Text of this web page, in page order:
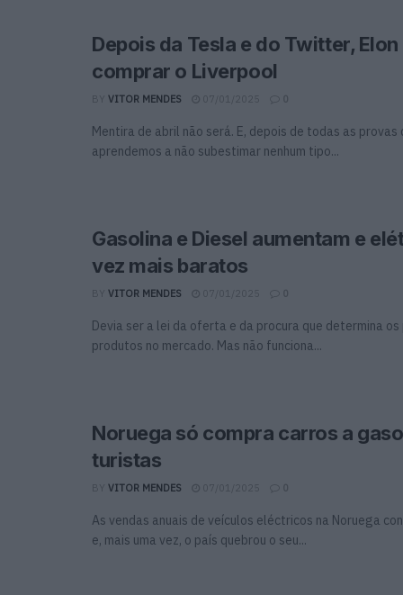
Depois da Tesla e do Twitter,
comprar o Liverpool
BY VITOR MENDES 07/01/2025 0
Mentira de abril não será. E, depois de todas as provas
aprendemos a não subestimar nenhum tipo...
Gasolina e Diesel aumentam e
vez mais baratos
BY VITOR MENDES 07/01/2025 0
Devia ser a lei da oferta e da procura que determina os
produtos no mercado. Mas não funciona...
Noruega só compra carros a
turistas
BY VITOR MENDES 07/01/2025 0
As vendas anuais de veículos eléctricos na Noruega
e, mais uma vez, o país quebrou o seu...